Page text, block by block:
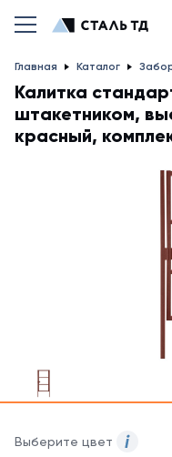
Главная Каталог
Калитка
штакетником,
красный,
Выберите цвет